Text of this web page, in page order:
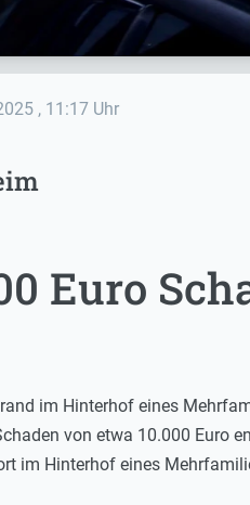
, 11:17 Uhr
Euro
im Hinterhof eines
von etwa 10.000 Euro
im Hinterhof eines